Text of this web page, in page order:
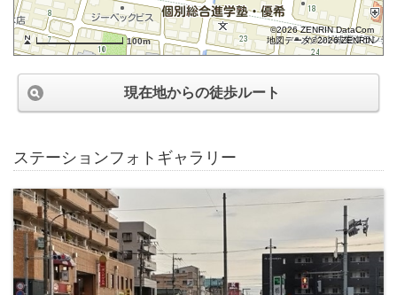
100m
©2026 ZENRIN DataCom
地図データ©2026 ZENRIN
現在地からの徒歩ルート
ステーションフォトギャラリー